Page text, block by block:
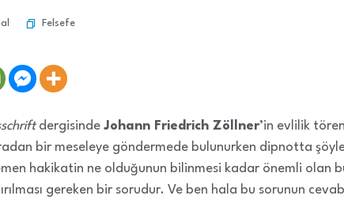
Felsefe
dergisinde Johann Friedrich Zöllner’in evlilik
bir meseleye göndermede bulunurken dipnotta
hakikatin ne olduğunun bilinmesi kadar önemli olan
gereken bir sorudur. Ve ben hala bu sorunun